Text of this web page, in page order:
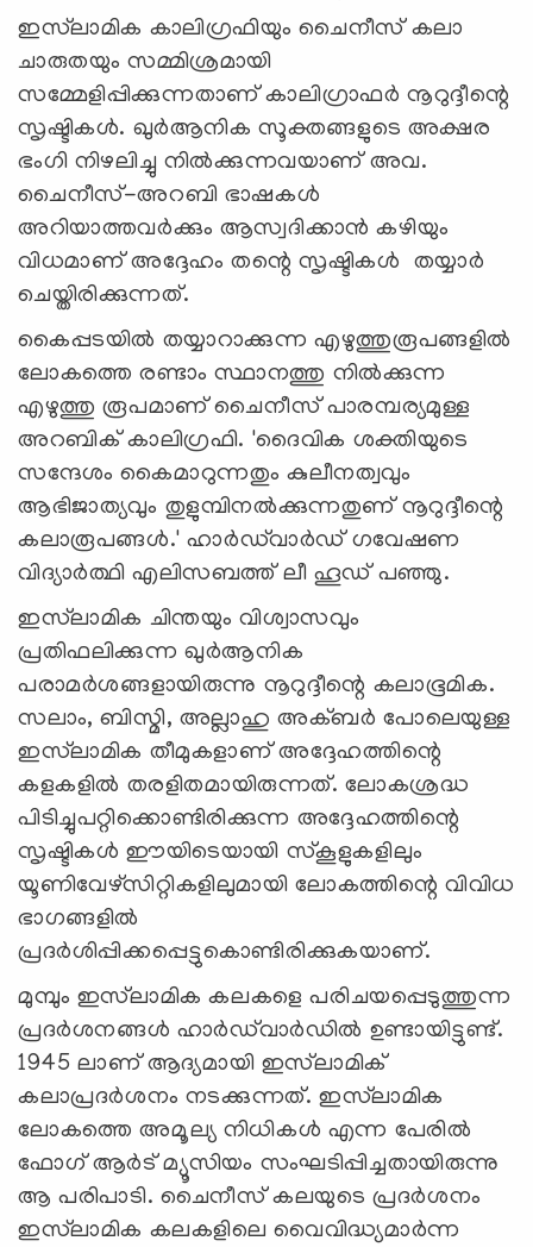
ഇസ്‌ലാമിക കാലിഗ്രഫിയും ചൈനീസ് കലാ
ചാരുതയും സമ്മിശ്രമായി
സമ്മേളിപ്പിക്കുന്നതാണ് കാലിഗ്രാഫര്‍ നൂറുദ്ദീന്റെ
സൃഷ്ടികള്‍. ഖുര്‍ആനിക സൂക്തങ്ങളുടെ അക്ഷര
ഭംഗി നിഴലിച്ചു നില്‍ക്കുന്നവയാണ് അവ.
ചൈനീസ്-അറബി ഭാഷകള്‍
അറിയാത്തവര്‍ക്കും ആസ്വദിക്കാന്‍ കഴിയും
വിധമാണ് അദ്ദേഹം തന്റെ സൃഷ്ടികള്‍ തയ്യാര്‍
ചെയ്തിരിക്കുന്നത്.
കൈപ്പടയില്‍ തയ്യാറാക്കുന്ന എഴുത്തുരൂപങ്ങളില്‍
ലോകത്തെ രണ്ടാം സ്ഥാനത്തു നില്‍ക്കുന്ന
എഴുത്തു രൂപമാണ് ചൈനീസ് പാരമ്പര്യമുള്ള
അറബിക് കാലിഗ്രഫി. 'ദൈവിക ശക്തിയുടെ
സന്ദേശം കൈമാറുന്നതും കുലീനത്വവും
ആഭിജാത്യവും തുളുമ്പിനല്‍ക്കുന്നതുണ് നൂറുദ്ദീന്റെ
കലാരൂപങ്ങള്‍.' ഹാര്‍ഡ്‌വാര്‍ഡ് ഗവേഷണ
വിദ്യാര്‍ത്ഥി എലിസബത്ത് ലീ ഹൂഡ് പഞ്ഞു.
ഇസ്‌ലാമിക ചിന്തയും വിശ്വാസവും
പ്രതിഫലിക്കുന്ന ഖുര്‍ആനിക
പരാമര്‍ശങ്ങളായിരുന്നു നൂറുദ്ദീന്റെ കലാഭൂമിക.
സലാം, ബിസ്മി, അല്ലാഹു അക്ബര്‍ പോലെയുള്ള
ഇസ്‌ലാമിക തീമുകളാണ് അദ്ദേഹത്തിന്റെ
കളകളില്‍ തരളിതമായിരുന്നത്. ലോകശ്രദ്ധ
പിടിച്ചുപറ്റിക്കൊണ്ടിരിക്കുന്ന അദ്ദേഹത്തിന്റെ
സൃഷ്ടികള്‍ ഈയിടെയായി സ്‌കൂളുകളിലും
യൂണിവേഴ്‌സിറ്റികളിലുമായി ലോകത്തിന്റെ വിവിധ
ഭാഗങ്ങളില്‍
പ്രദര്‍ശിപ്പിക്കപ്പെട്ടുകൊണ്ടിരിക്കുകയാണ്.
മുമ്പും ഇസ്‌ലാമിക കലകളെ പരിചയപ്പെടുത്തുന്ന
പ്രദര്‍ശനങ്ങള്‍ ഹാര്‍ഡ്‌വാര്‍ഡില്‍ ഉണ്ടായിട്ടുണ്ട്.
1945 ലാണ് ആദ്യമായി ഇസ്‌ലാമിക്
കലാപ്രദര്‍ശനം നടക്കുന്നത്. ഇസ്‌ലാമിക
ലോകത്തെ അമൂല്യ നിധികള്‍ എന്ന പേരില്‍
ഫോഗ് ആര്‍ട് മ്യൂസിയം സംഘടിപ്പിച്ചതായിരുന്നു
ആ പരിപാടി. ചൈനീസ് കലയുടെ പ്രദര്‍ശനം
ഇസ്‌ലാമിക കലകളിലെ വൈവിദ്ധ്യമാര്‍ന്ന